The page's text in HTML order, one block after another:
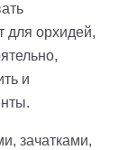
для орхидей,
и
зачатками,